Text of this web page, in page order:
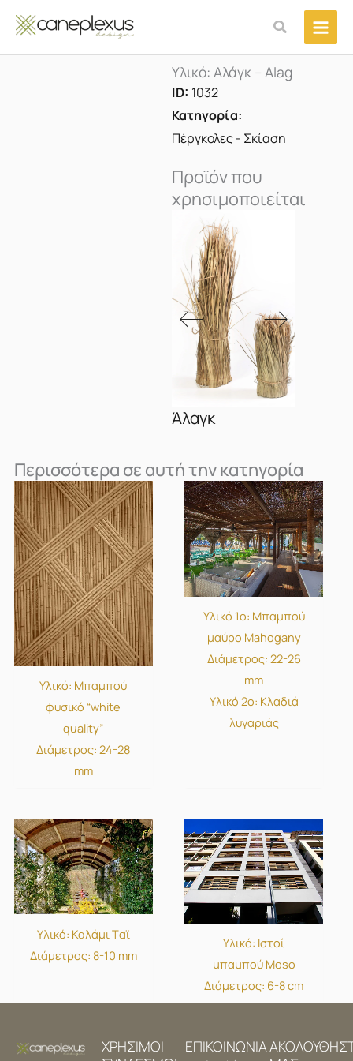
στο
περιεχόμενο
Αναζήτηση
Υλικό: Αλάγκ – Alag
ID: 1032
Κατηγορία:
Πέργκολες - Σκίαση
Προϊόν που
χρησιμοποιείται
Άλαγκ
Περισσότερα σε αυτή την κατηγορία
Υλικό: Μπαμπού
φυσικό “white
quality”
Διάμετρος: 24-28
mm
Υλικό 1ο: Μπαμπού
μαύρο Mahogany
Διάμετρος: 22-26
mm
Υλικό 2ο: Κλαδιά
λυγαριάς
Υλικό: Καλάμι Tαϊ
Διάμετρος: 8-10 mm
Υλικό: Ιστοί
μπαμπού Moso
Διάμετρος: 6-8 cm
ΧΡΗΣΙΜΟΙ
ΕΠΙΚΟΙΝΩΝΙΑ